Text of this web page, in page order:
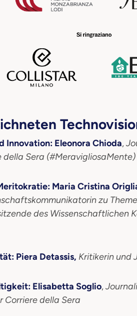
Innovation: Eleonora Chioda,
della Sera (#MeravigliosaMente)
Maria Cristina
zu
des Wissenschaftlichen
Piera Detassis, Kritikerin und
Elisabetta Soglio,
Corriere della Sera